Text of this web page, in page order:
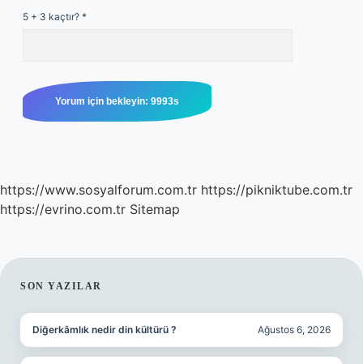
5 + 3 kaçtır? *
https://www.sosyalforum.com.tr https://pikniktube.com.tr
https://evrino.com.tr Sitemap
SIDEBAR
SON YAZILAR
Diğerkâmlık nedir din kültürü ? Ağustos 6, 2026